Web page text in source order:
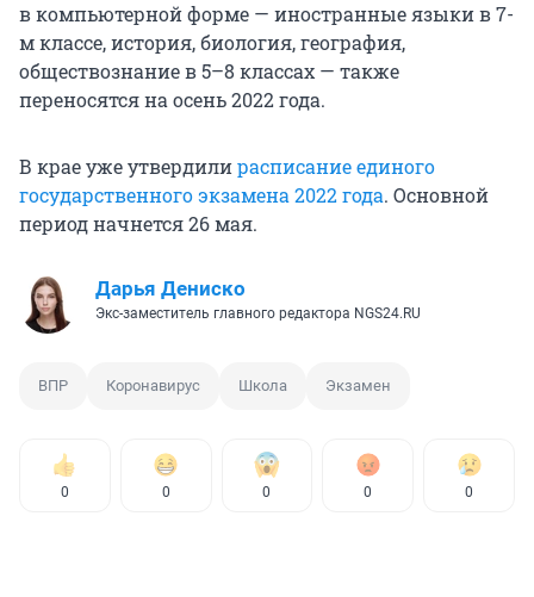
в компьютерной форме — иностранные языки в 7-
м классе, история, биология, география,
обществознание в 5–8 классах — также
переносятся на осень 2022 года.
В крае уже утвердилирасписание единого
государственного экзамена 2022 года. Основной
период начнется 26 мая.
Дарья Дениско
Экс-заместитель главного редактора NGS24.RU
ВПР Коронавирус Школа Экзамен
0 0 0 0 0